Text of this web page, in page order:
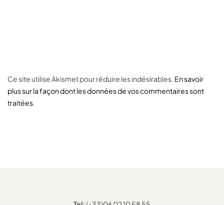
Ce site utilise Akismet pour réduire les indésirables. En savoir
plus sur la façon dont les données de vos commentaires sont
traitées.